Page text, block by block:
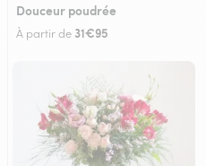
Douceur poudrée
À partir de 31€95